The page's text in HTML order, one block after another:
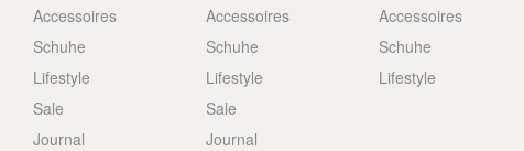
Accessoires
Schuhe
Lifestyle
Sale
Journal
Accessoires
Schuhe
Lifestyle
Sale
Journal
Accessoires
Schuhe
Lifestyle